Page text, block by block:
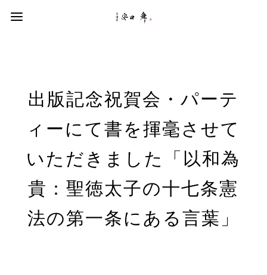
出版記念祝賀会・パーテ
ィーにて書を揮毫させて
いただきました「以和為
貴：聖徳太子の十七条憲
法の第一条にある言葉」